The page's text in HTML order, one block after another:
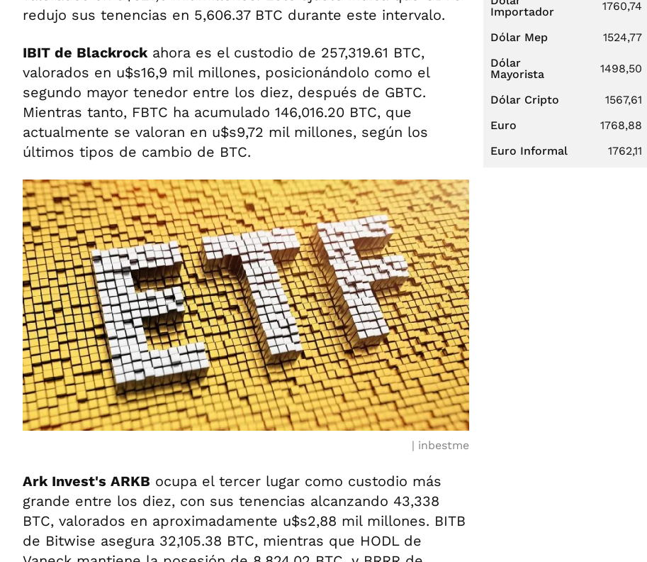
redujo sus tenencias en 5,606.37 BTC durante este intervalo.
IBIT de Blackrockahora es el custodio de 257,319.61 BTC,
valorados en u$s16,9 mil millones, posicionándolo como el
segundo mayor tenedor entre los diez, después de GBTC.
Mientras tanto, FBTC ha acumulado 146,016.20 BTC, que
actualmente se valoran en u$s9,72 mil millones, según los
últimos tipos de cambio de BTC.
inbestme
Ark Invest's ARKB ocupa el tercer lugar como custodio más
grande entre los diez, con sus tenencias alcanzando 43,338
BTC, valorados en aproximadamente u$s2,88 mil millones. BITB
de Bitwise asegura 32,105.38 BTC, mientras que HODL de
Importador
1760,74
Dólar Mep 1524,77
Dólar
Mayorista
1498,50
Dólar Cripto 1567,61
Euro
1768,88
Euro Informal
1762,11